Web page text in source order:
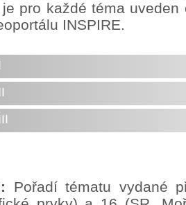
pro každé téma
INSPIRE.
Pořadí tématu vydané